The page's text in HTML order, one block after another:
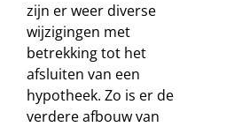
zijn er weer diverse
wijzigingen met
betrekking tot het
afsluiten van een
hypotheek. Zo is er de
verdere afbouw van